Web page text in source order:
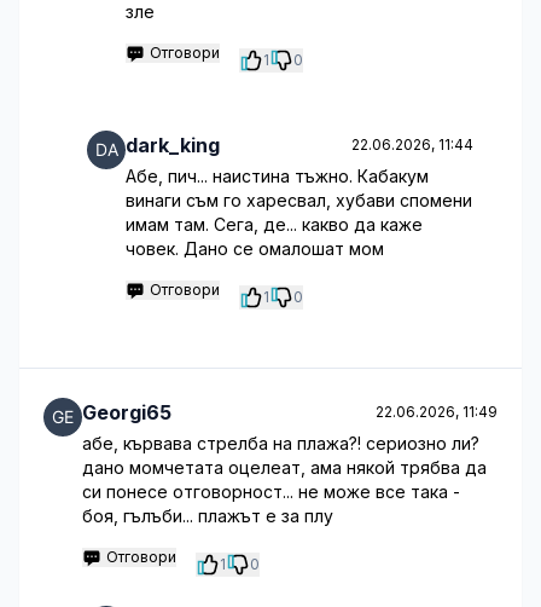
зле
Отговори 1 0
dark_king 22.06.2026, 11:44
Абе, пич... наистина тъжно. Кабакум
винаги съм го харесвал, хубави спомени
имам там. Сега, де... какво да каже
човек. Дано се омалошат мом
Отговори 1 0
Georgi65 22.06.2026, 11:49
абе, кървава стрелба на плажа?! сериозно ли?
дано момчетата оцелеат, ама някой трябва да
си понесе отговорност... не може все така -
боя, гълъби... плажът е за плу
Отговори 1 0